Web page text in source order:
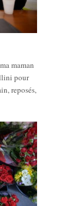
maman
pour
reposés,